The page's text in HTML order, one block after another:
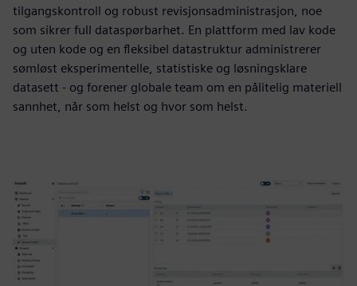
tilgangskontroll og robust revisjonsadministrasjon, noe
som sikrer full dataspørbarhet. En plattform med lav kode
og uten kode og en fleksibel datastruktur administrerer
sømløst eksperimentelle, statistiske og løsningsklare
datasett - og forener globale team om en pålitelig materiell
sannhet, når som helst og hvor som helst.